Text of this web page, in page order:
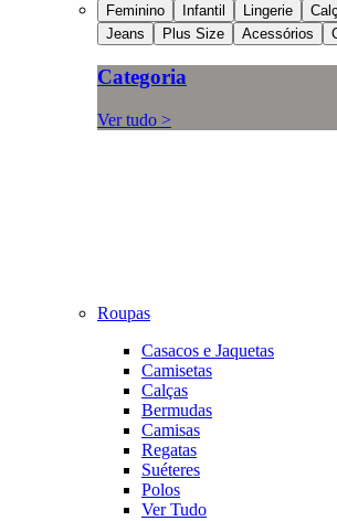
Feminino Infantil Lingerie
Jeans
Plus Size Acessórios
Categoria
Ver tudo >
Roupas
Casacos e Jaquetas
Camisetas
Calças
Bermudas
Camisas
Regatas
Suéteres
Polos
Ver Tudo